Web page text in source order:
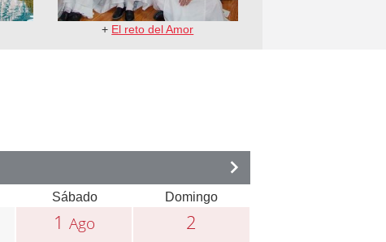
+ El reto del Amor
Sábado Domingo
1 Ago 2